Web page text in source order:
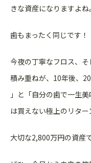
きな資産になりますよね。
歯もまったく同じです！
今夜の丁寧なフロス、
積み重ねが、10年後、
」と「自分の歯で一生
は買えない極上のリタ
大切な2,800万円の資産